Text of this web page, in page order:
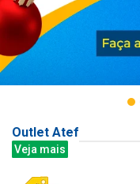
Outlet Atef
Veja mais